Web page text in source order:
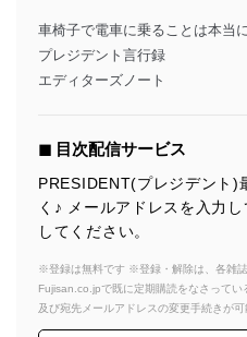
車椅子で電車に乗ることは本当
プレジデント言行録
エディターズノート
◼︎ 目次配信サービス
PRESIDENT(プレジデント)
く♪ メールアドレスを入力
してください。
※登録は無料です ※登録・解除は、各雑
Fujisan.co.jpで既に定期購読をなさって
及び宛先メールアドレスの変更手続きが可